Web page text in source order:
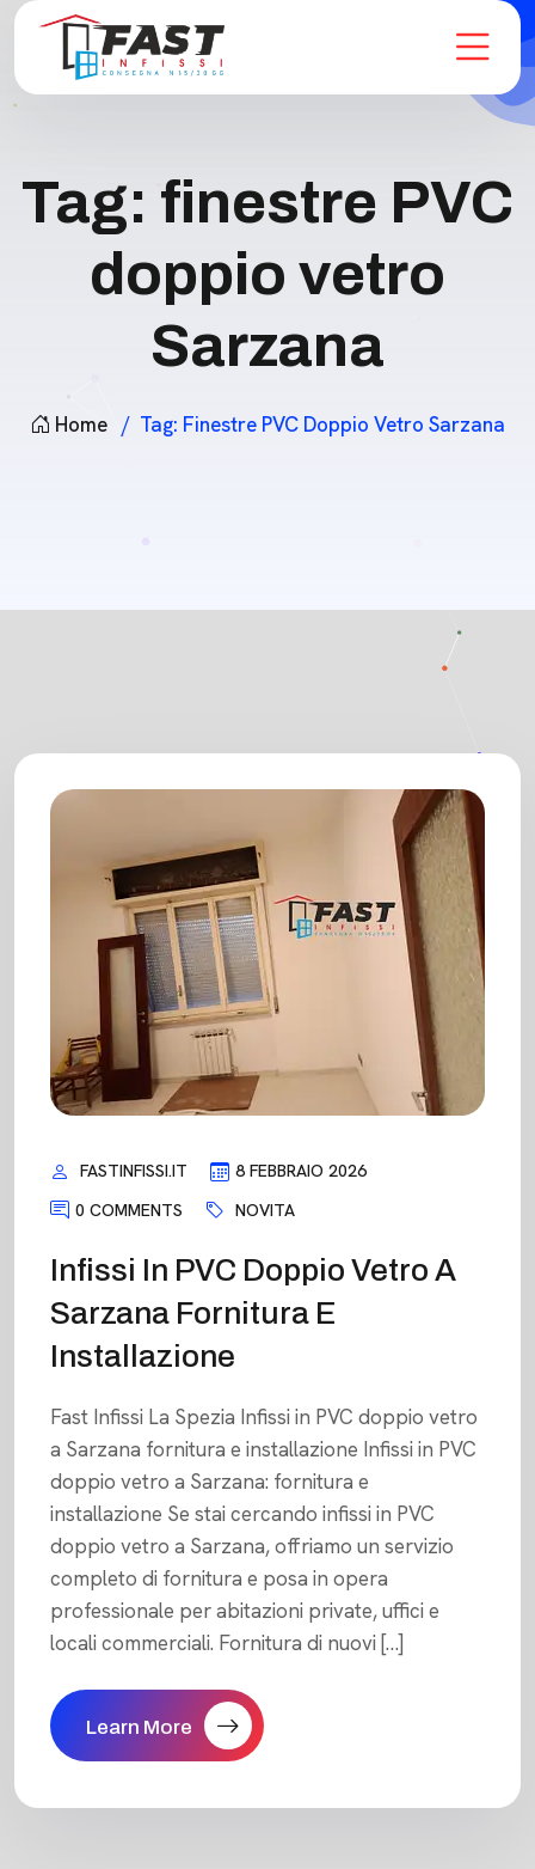
Tag: finestre PVC
doppio vetro
Sarzana
Home Tag: Finestre PVC Doppio Vetro Sarzana
FASTINFISSI.IT
8 FEBBRAIO 2026
0 COMMENTS
NOVITA
Infissi In PVC Doppio Vetro A
Sarzana Fornitura E
Installazione
Fast Infissi La Spezia Infissi in PVC doppio vetro
a Sarzana fornitura e installazione Infissi in PVC
doppio vetro a Sarzana: fornitura e
installazione Se stai cercando infissi in PVC
doppio vetro a Sarzana, offriamo un servizio
completo di fornitura e posa in opera
professionale per abitazioni private, uffici e
locali commerciali. Fornitura di nuovi […]
Learn More